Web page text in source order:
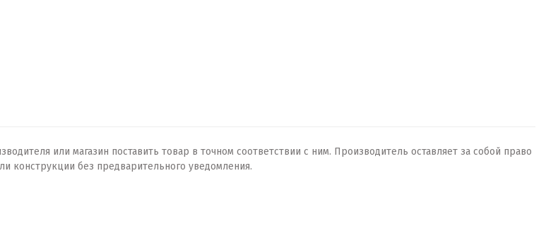
или магазин поставить товар в точном соответствии с ним. Производитель оставляет за собой право
конструкции без предварительного уведомления.